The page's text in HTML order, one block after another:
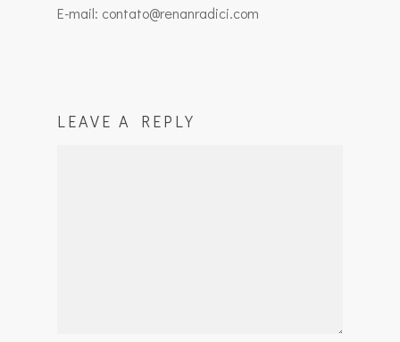
E-mail: contato@renanradici.com
LEAVE A REPLY